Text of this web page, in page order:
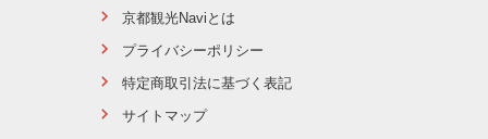
京都観光Naviとは
プライバシーポリシー
特定商取引法に基づく表記
サイトマップ